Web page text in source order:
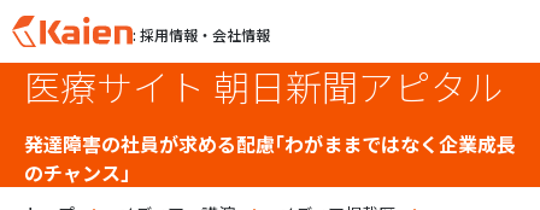
t
: 採用情報・会社情報
医療サイト 朝日新聞アピタル
発達障害の社員が求める配慮「わがままではなく企業成長
のチャンス」